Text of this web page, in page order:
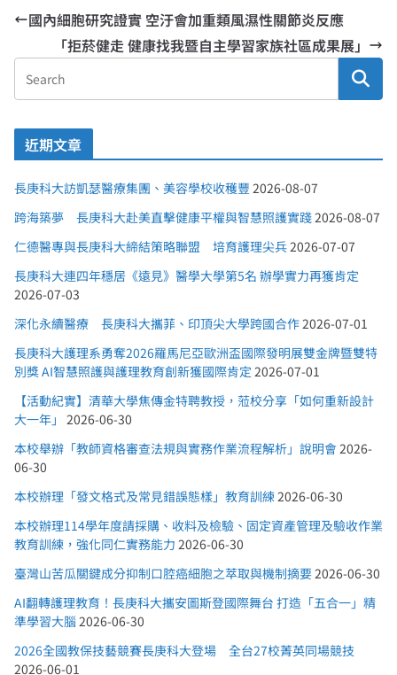
國內細胞研究證實 空汙會加重類風濕性關節炎反應
「拒菸健走 健康找我暨自主學習家族社區成果展」
近期文章
長庚科大訪凱瑟醫療集團、美容學校收穫豐 2026-08-07
跨海築夢 長庚科大赴美直擊健康平權與智慧照護實踐2026-08-07
仁德醫專與長庚科大締結策略聯盟 培育護理尖兵2026-07-07
長庚科大連四年穩居《遠見》醫學大學第5名 辦學實力再獲肯定
2026-07-03
深化永續醫療 長庚科大攜菲、印頂尖大學跨國合作2026-07-01
長庚科大護理系勇奪2026羅馬尼亞歐洲盃國際發明展雙金牌暨雙特
別獎 AI智慧照護與護理教育創新獲國際肯定 2026-07-01
【活動紀實】清華大學焦傳金特聘教授，蒞校分享「如何重新設計
大一年」 2026-06-30
本校舉辦「教師資格審查法規與實務作業流程解析」說明會2026-
06-30
本校辦理「發文格式及常見錯誤態樣」教育訓練2026-06-30
本校辦理114學年度請採購、收料及檢驗、固定資產管理及驗收作業
教育訓練，強化同仁實務能力 2026-06-30
臺灣山苦瓜關鍵成分抑制口腔癌細胞之萃取與機制摘要2026-06-30
AI翻轉護理教育！長庚科大攜安圖斯登國際舞台 打造「五合一」精
準學習大腦 2026-06-30
2026全國教保技藝競賽長庚科大登場 全台27校菁英同場競技
2026-06-01